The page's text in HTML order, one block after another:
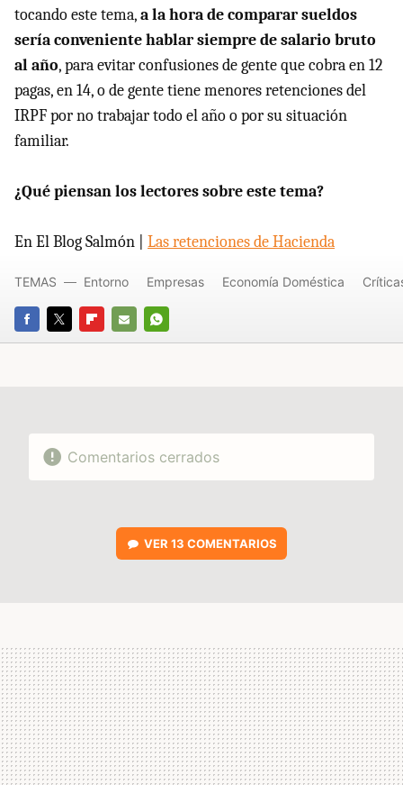
tocando este tema,a la hora de comparar sueldos
sería conveniente hablar siempre de salario bruto
al año, para evitar confusiones de gente que cobra en 12
pagas, en 14, o de gente tiene menores retenciones del
IRPF por no trabajar todo el año o por su situación
familiar.
¿Qué piensan los lectores sobre este tema?
En El Blog Salmón | Las retenciones de Hacienda
FACEBOOK
TWITTERFLIPBOARD
E-
WHATSAPP
TEMAS Entorno Empresas Economía Doméstica
Comentarios cerrados
VER 13 COMENTARIOS